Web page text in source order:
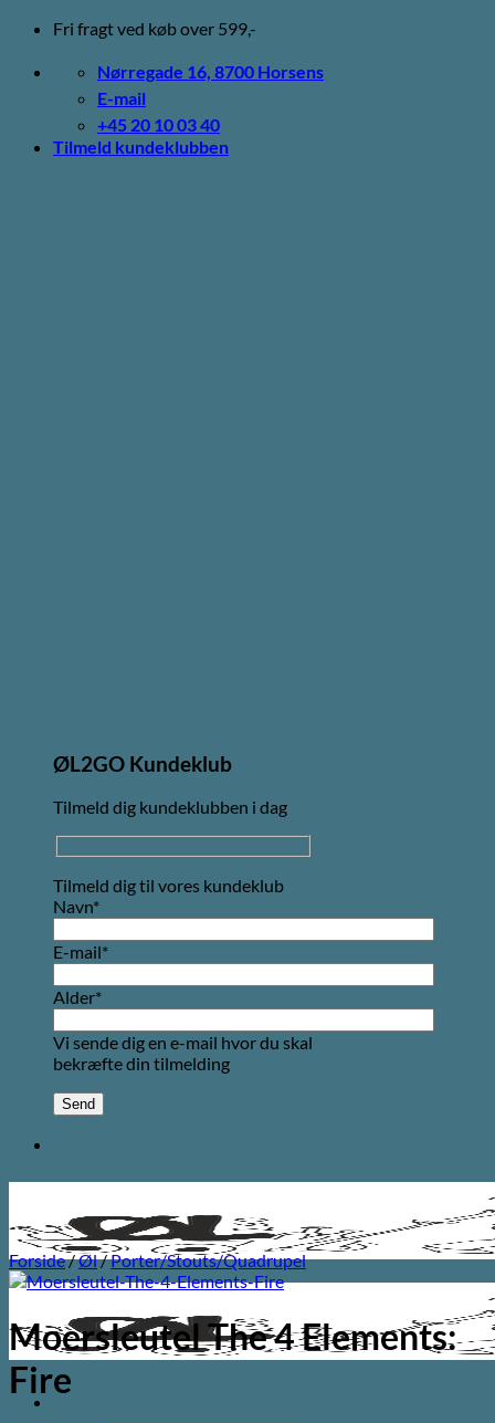
Fortsæt
indhold
Fri fragt ved køb over 599,-
Nørregade 16, 8700 Horsens
E-mail
+45 20 10 03 40
Tilmeld kundeklubben
ØL2GO Kundeklub
Tilmeld dig kundeklubben i dag
Tilmeld dig til vores kundeklub
Navn*
E-mail*
Alder*
Vi sende dig en e-mail hvor du skal
bekræfte din tilmelding
Forside/Øl/Porter/Stouts/Quadrupel
Moersleutel The 4 Elements:
Fire